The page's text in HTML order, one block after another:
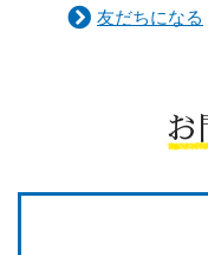
友だちになる
お